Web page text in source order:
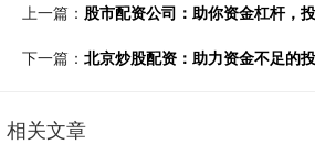
上一篇： 股市配资公司：助你资金杠杆，
下一篇： 北京炒股配资：助力资金不足的
相关文章